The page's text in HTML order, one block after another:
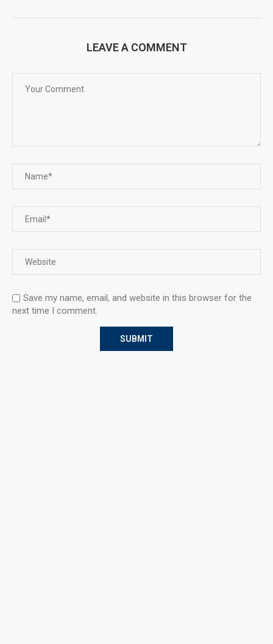
LEAVE A COMMENT
Save my name, email, and website in this browser for the
next time I comment.